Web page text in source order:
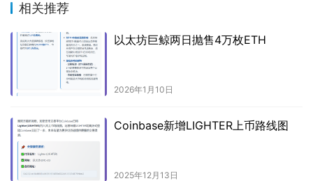
相关推荐
以太坊巨鲸两日抛售4万枚ETH
2026年1月10日
Coinbase新增LIGHTER上币路线图
2025年12月13日